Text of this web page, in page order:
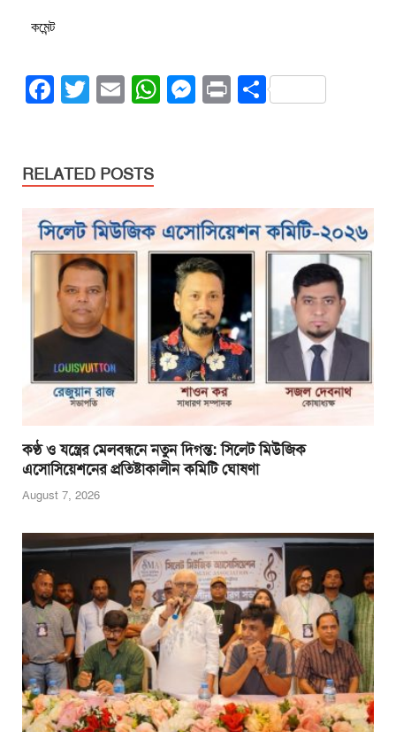
কমেন্ট
F
e
b
o
o
k
T
er
E
W
A
p
p
M
n
g
er
Pr S
RELATED POSTS
কণ্ঠ ও যন্ত্রের মেলবন্ধনে নতুন দিগন্ত: সিলেট মিউজিক
এসোসিয়েশনের প্রতিষ্টাকালীন কমিটি ঘোষণা
August 7, 2026